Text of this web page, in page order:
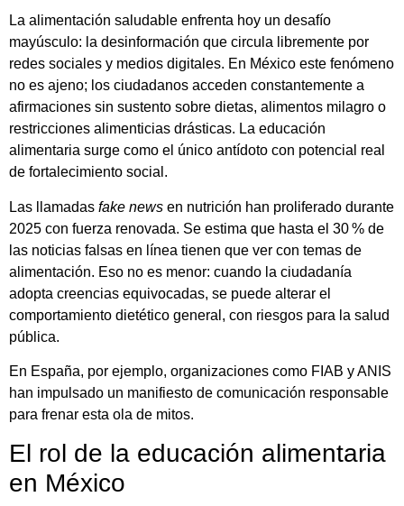
La alimentación saludable enfrenta hoy un desafío
mayúsculo: la desinformación que circula libremente por
redes sociales y medios digitales. En México este fenómeno
no es ajeno; los ciudadanos acceden constantemente a
afirmaciones sin sustento sobre dietas, alimentos milagro o
restricciones alimenticias drásticas. La educación
alimentaria surge como el único antídoto con potencial real
de fortalecimiento social.
Las llamadas fake news en nutrición han proliferado durante
2025 con fuerza renovada. Se estima que hasta el 30 % de
las noticias falsas en línea tienen que ver con temas de
alimentación. Eso no es menor: cuando la ciudadanía
adopta creencias equivocadas, se puede alterar el
comportamiento dietético general, con riesgos para la salud
pública.
En España, por ejemplo, organizaciones como FIAB y ANIS
han impulsado un manifiesto de comunicación responsable
para frenar esta ola de mitos.
El rol de la educación alimentaria
en México